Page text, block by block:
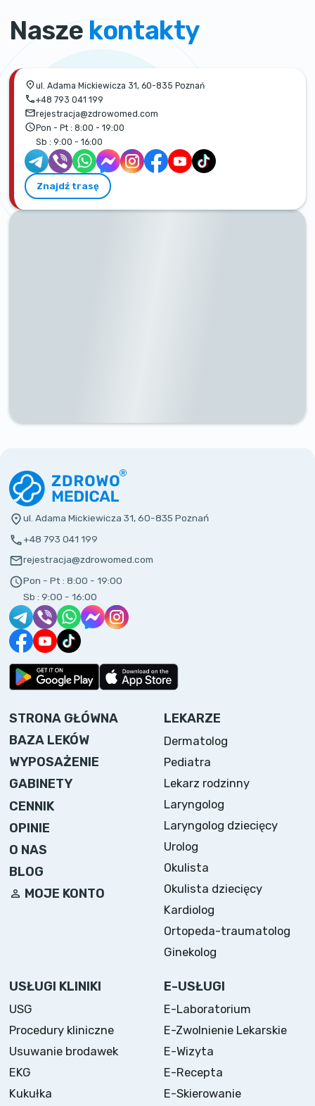
Nasze kontakty
ul. Adama Mickiewicza 31, 60-835 Poznań
+48 793 041 199
rejestracja@zdrowomed.com
Pon - Pt : 8:00 - 19:00
Sb : 9:00 - 16:00
Znajdź trasę
ul. Adama Mickiewicza 31, 60-835 Poznań
+48 793 041 199
rejestracja@zdrowomed.com
Pon - Pt : 8:00 - 19:00
Sb : 9:00 - 16:00
STRONA GŁÓWNA
BAZA LEKÓW
WYPOSAŻENIE
GABINETY
CENNIK
OPINIE
O NAS
BLOG
MOJE KONTO
LEKARZE
Dermatolog
Pediatra
Lekarz rodzinny
Laryngolog
Laryngolog dziecięcy
Urolog
Okulista
Okulista dziecięcy
Kardiolog
Ortopeda-traumatolog
Ginekolog
USŁUGI KLINIKI
USG
Procedury kliniczne
Usuwanie brodawek
EKG
Kukułka
E-USŁUGI
E-Laboratorium
E-Zwolnienie Lekarskie
E-Wizyta
E-Recepta
E-Skierowanie